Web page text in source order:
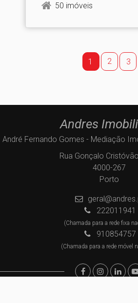
50 imóveis
1 2 3
Andres
André Fernando Gomes - Mediação
Rua Gonçalo
4000-267
Porto
222011941
(Chamada para a rede fixa
910854757
(Chamada para a rede móvel